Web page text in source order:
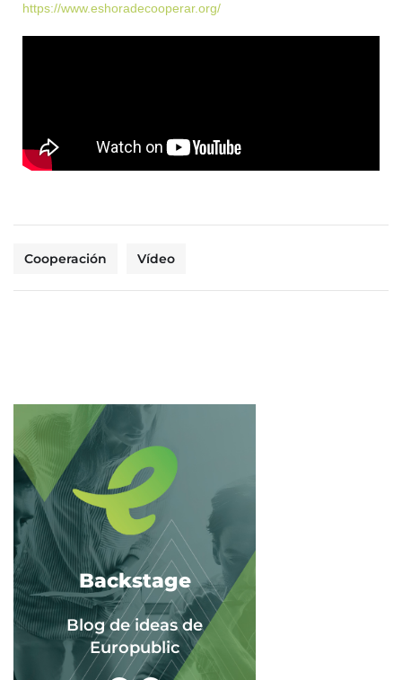
https://www.eshoradecooperar.org/
Cooperación Vídeo
Backstage
Blog de ideas de
Europublic